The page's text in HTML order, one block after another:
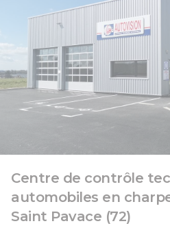
Centre de contrôle
automobiles en
Saint Pavace (72)